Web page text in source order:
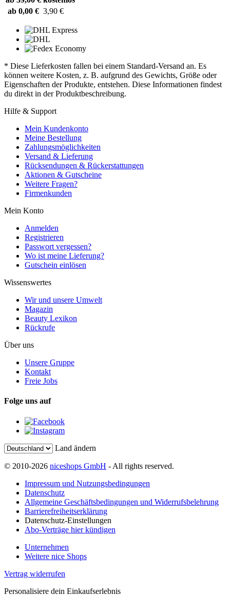
ab 0,00 € 3,90 €
* Diese Lieferkosten fallen bei einem Standard-Versand an. Es
können weitere Kosten, z. B. aufgrund des Gewichts, Größe oder
Eigenschaften der Produkte, entstehen. Diese Informationen findest
du direkt in der Produktbeschreibung.
Hilfe & Support
Mein Kundenkonto
Meine Bestellung
Zahlungsmöglichkeiten
Versand & Lieferung
Rücksendungen & Rückerstattungen
Aktionen & Gutscheine
Weitere Fragen?
Firmenkunden
Mein Konto
Anmelden
Registrieren
Passwort vergessen?
Wo ist meine Lieferung?
Gutschein einlösen
Wissenswertes
Wir und unsere Umwelt
Magazin
Beauty Lexikon
Rückrufe
Über uns
Unsere Gruppe
Kontakt
Freie Jobs
Folge uns auf
Land ändern
© 2010-2026 niceshops GmbH - All rights reserved.
Impressum und Nutzungsbedingungen
Datenschutz
Allgemeine Geschäftsbedingungen und Widerrufsbelehrung
Barrierefreiheitserklärung
Datenschutz-Einstellungen
Abo-Verträge hier kündigen
Unternehmen
Weitere nice Shops
Vertrag widerrufen
Personalisiere dein Einkaufserlebnis